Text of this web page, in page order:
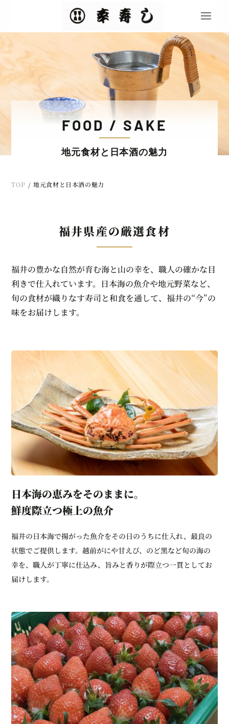
FOOD / SAKE
地元食材と日本酒の魅力
TOP / 地元食材と日本酒の魅力
福井県産の厳選食材
福井の豊かな自然が育む海と山の幸を、職人の確かな目
利きで仕入れています。日本海の魚介や地元野菜など、
旬の食材が織りなす寿司と和食を通して、福井の“今”の
味をお届けします。
日本海の恵みをそのままに。
鮮度際立つ極上の魚介
福井の日本海で揚がった魚介をその日のうちに仕入れ、最良の
状態でご提供します。越前がにや甘えび、のど黒など旬の海の
幸を、職人が丁寧に仕込み、旨みと香りが際立つ一貫としてお
届けします。